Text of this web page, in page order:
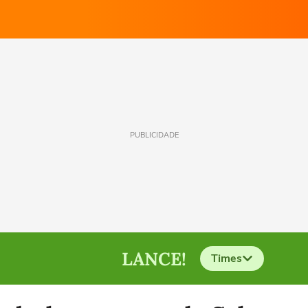
PUBLICIDADE
LANCE! Times